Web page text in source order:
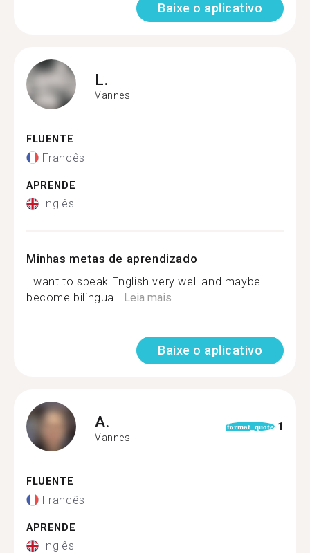
Baixe o aplicativo
L.
Vannes
FLUENTE
Francês
APRENDE
Inglês
Minhas metas de aprendizado
I want to speak English very well and maybe
become bilingua...Leia mais
Baixe o aplicativo
A.
Vannes
format_quote 1
FLUENTE
Francês
APRENDE
Inglês